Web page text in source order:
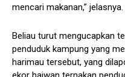
mencari makanan,” jelasnya.
Beliau turut mengucapkan
penduduk kampung yang
harimau tersebut, yang